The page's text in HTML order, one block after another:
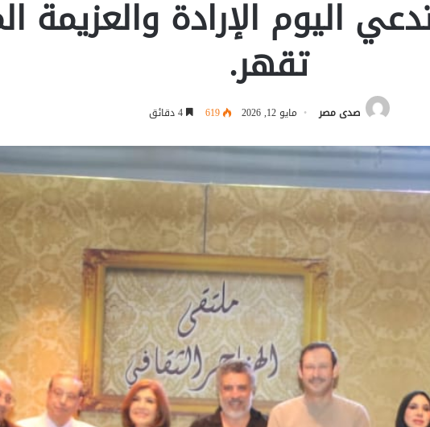
اليوم الإرادة والعزيمة
تقهر.
صدى مصر مايو 12, 2026 619 4 دقائق